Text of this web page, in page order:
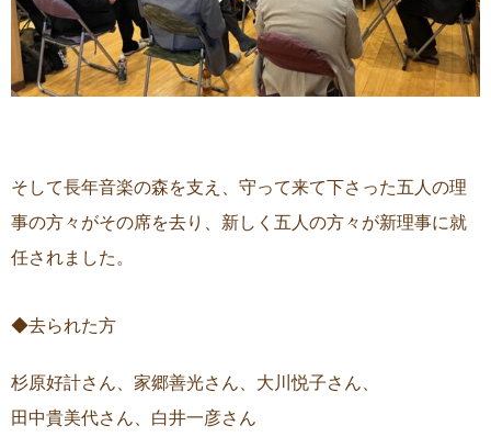
そして長年音楽の森を支え、守って来て下さった五人の理
事の方々がその席を去り、新しく五人の方々が新理事に就
任されました。
◆去られた方
杉原好計さん、家郷善光さん、大川悦子さん、
田中貴美代さん、白井一彦さん